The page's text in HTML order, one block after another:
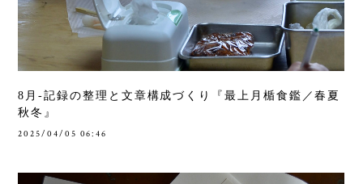
8月-記録の整理と文章構成づくり『最上月楯食鑑／春夏
秋冬』
2025/04/05 06:46